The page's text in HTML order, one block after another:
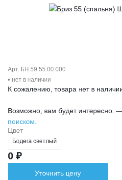
Арт. БН.59.55.00.000
нет в наличии
К сожалению, товара нет в
Возможно, вам будет интересно:
поиском.
Цвет
Бодега светлый
0 ₽
Уточнить цену